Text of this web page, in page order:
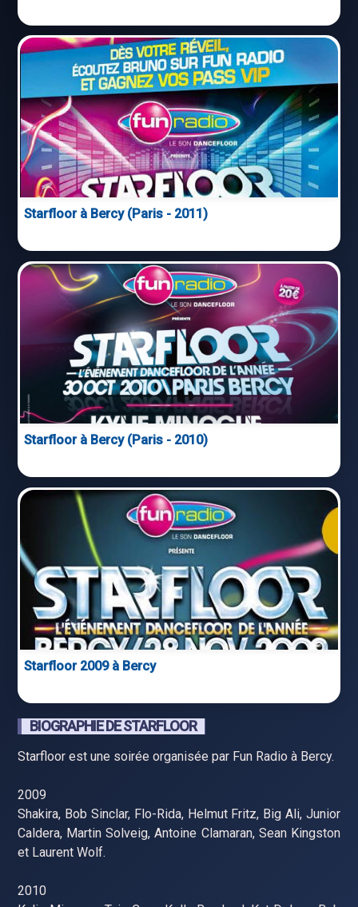
Starfloor à Bercy (Paris - 2011)
Starfloor à Bercy (Paris - 2010)
Starfloor 2009 à Bercy
BIOGRAPHIE DE STARFLOOR
Starfloor est une soirée organisée par Fun Radio à Bercy.
2009
Shakira, Bob Sinclar, Flo-Rida, Helmut Fritz, Big Ali, Junior
Caldera, Martin Solveig, Antoine Clamaran, Sean Kingston
et Laurent Wolf.
2010